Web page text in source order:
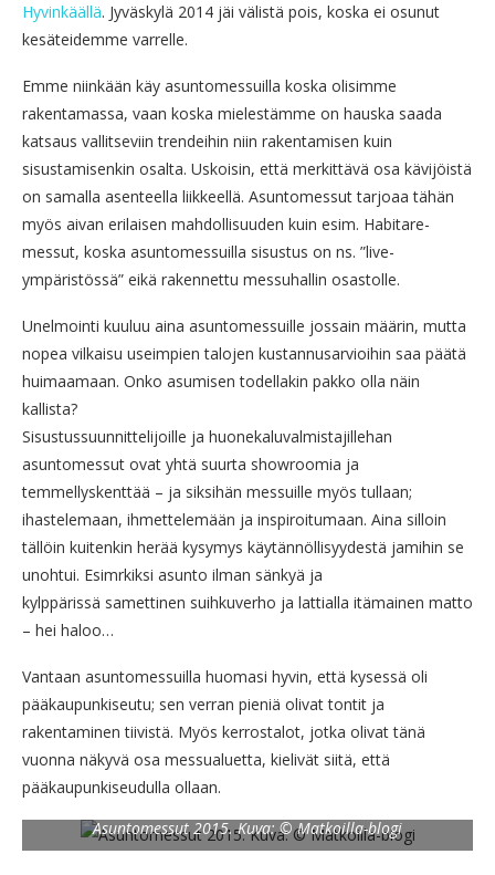
Hyvinkäällä. Jyväskylä 2014 jäi välistä pois, koska ei osunut
kesäteidemme varrelle.
Emme niinkään käy asuntomessuilla koska olisimme
rakentamassa, vaan koska mielestämme on hauska saada
katsaus vallitseviin trendeihin niin rakentamisen kuin
sisustamisenkin osalta. Uskoisin, että merkittävä osa kävijöistä
on samalla asenteella liikkeellä. Asuntomessut tarjoaa tähän
myös aivan erilaisen mahdollisuuden kuin esim. Habitare-
messut, koska asuntomessuilla sisustus on ns. ”live-
ympäristössä” eikä rakennettu messuhallin osastolle.
Unelmointi kuuluu aina asuntomessuille jossain määrin, mutta
nopea vilkaisu useimpien talojen kustannusarvioihin saa päätä
huimaamaan. Onko asumisen todellakin pakko olla näin
kallista?
Sisustussuunnittelijoille ja huonekaluvalmistajillehan
asuntomessut ovat yhtä suurta showroomia ja
temmellyskenttää – ja siksihän messuille myös tullaan;
ihastelemaan, ihmettelemään ja inspiroitumaan. Aina silloin
tällöin kuitenkin herää kysymys käytännöllisyydestä jamihin se
unohtui. Esimrkiksi asunto ilman sänkyä ja
kylppärissä samettinen suihkuverho ja lattialla itämainen matto
– hei haloo…
Vantaan asuntomessuilla huomasi hyvin, että kysessä oli
pääkaupunkiseutu; sen verran pieniä olivat tontit ja
rakentaminen tiivistä. Myös kerrostalot, jotka olivat tänä
vuonna näkyvä osa messualuetta, kielivät siitä, että
pääkaupunkiseudulla ollaan.
Asuntomessut 2015. Kuva: © Matkoilla-blogi